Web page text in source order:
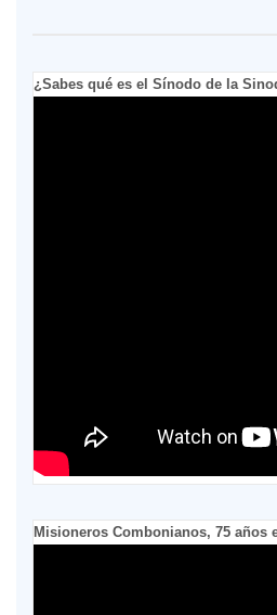
¿Sabes qué es el Sínodo de la
Misioneros Combonianos, 75 años